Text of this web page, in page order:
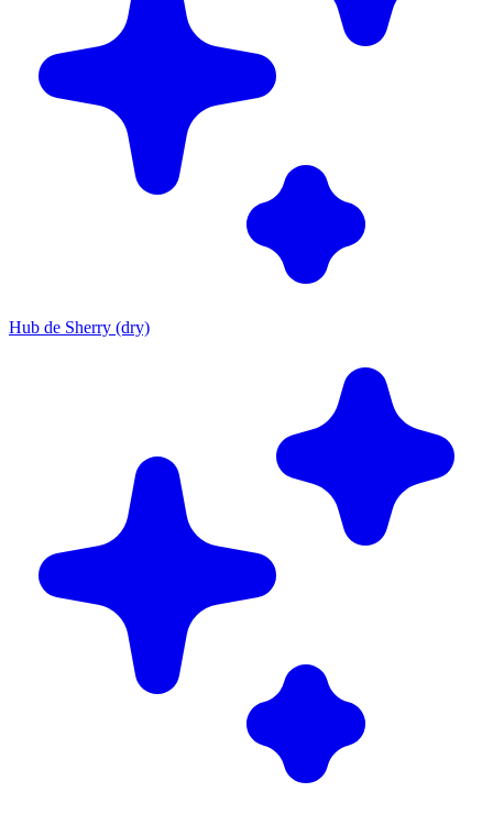
Hub de Sherry (dry)